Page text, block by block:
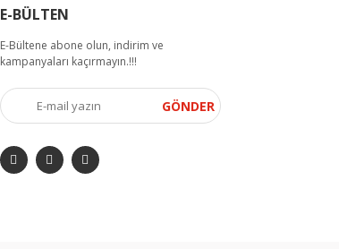
E-BÜLTEN
E-Bültene abone olun, indirim ve
kampanyaları kaçırmayın.!!!
GÖNDER